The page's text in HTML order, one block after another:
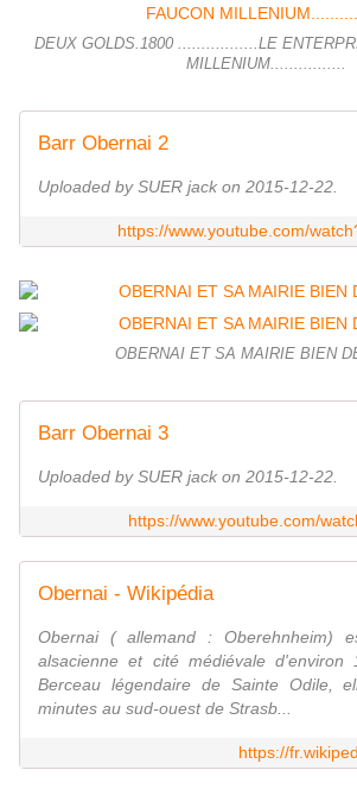
DEUX GOLDS.1800 .................LE
MILLENIUM................
Barr Obernai 2
Uploaded by SUER jack on 2015-12-22.
https://www.youtube.com/
OBERNAI ET SA MAIRIE BIEN
Barr Obernai 3
Uploaded by SUER jack on 2015-12-22.
https://www.youtube.com/
Obernai - Wikipédia
Obernai ( allemand : Oberehnheim)
alsacienne et cité médiévale d'environ
Berceau légendaire de Sainte Odile,
minutes au sud-ouest de Strasb...
https://